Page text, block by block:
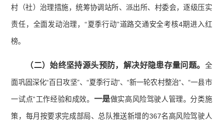
村（社）治理措施，统筹协调站所、派出所、村委会，逐级压实
责任，全面发动治理，“夏季行动”道路交通安全考核4期进入红
榜。
（二）始终坚持源头预防，解决好隐患存量问题。 全
面巩固深化“百日攻坚”、“夏季行动”、“新一轮农村整治”、“一县市
一试点”工作经验和成效。 一是做实高风险驾驶人管理。分类施
策，每月按要求完成部局、总队推送新增的367名高风险驾驶人